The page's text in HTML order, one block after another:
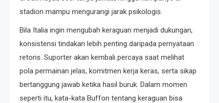
stadion mampu mengurangi jarak psikologis.
Bila Italia ingin mengubah keraguan menjadi dukungan,
konsistensi tindakan lebih penting daripada pernyataan
retoris. Suporter akan kembali percaya saat melihat
pola permainan jelas, komitmen kerja keras, serta sikap
bertanggung jawab ketika hasil buruk. Dalam momen
seperti itu, kata-kata Buffon tentang keraguan bisa